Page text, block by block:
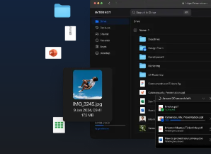
简体中文 (ZH)